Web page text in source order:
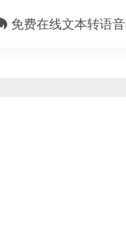
免费在线文本转语音